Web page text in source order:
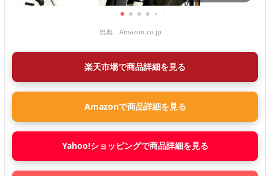
出典： Amazon.co.jp
楽天市場で商品詳細を見る
Amazonで商品詳細を見る
Yahoo!ショッピングで商品詳細を見る